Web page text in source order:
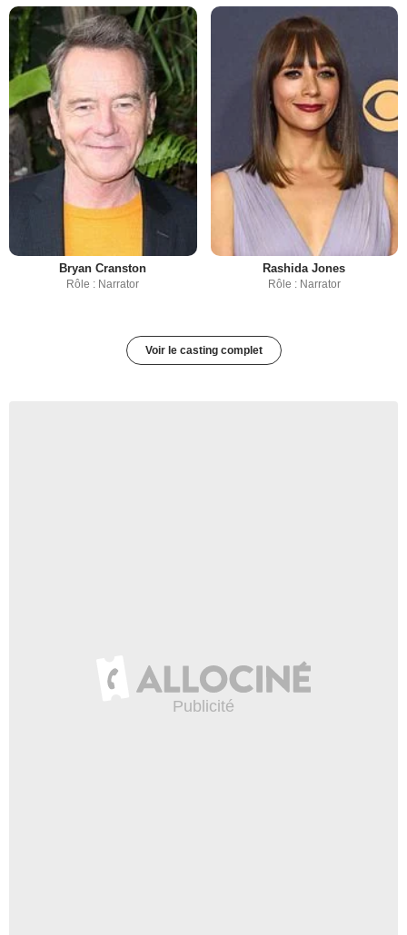
Bryan Cranston
Rôle : Narrator
Rashida Jones
Rôle : Narrator
Voir le casting complet